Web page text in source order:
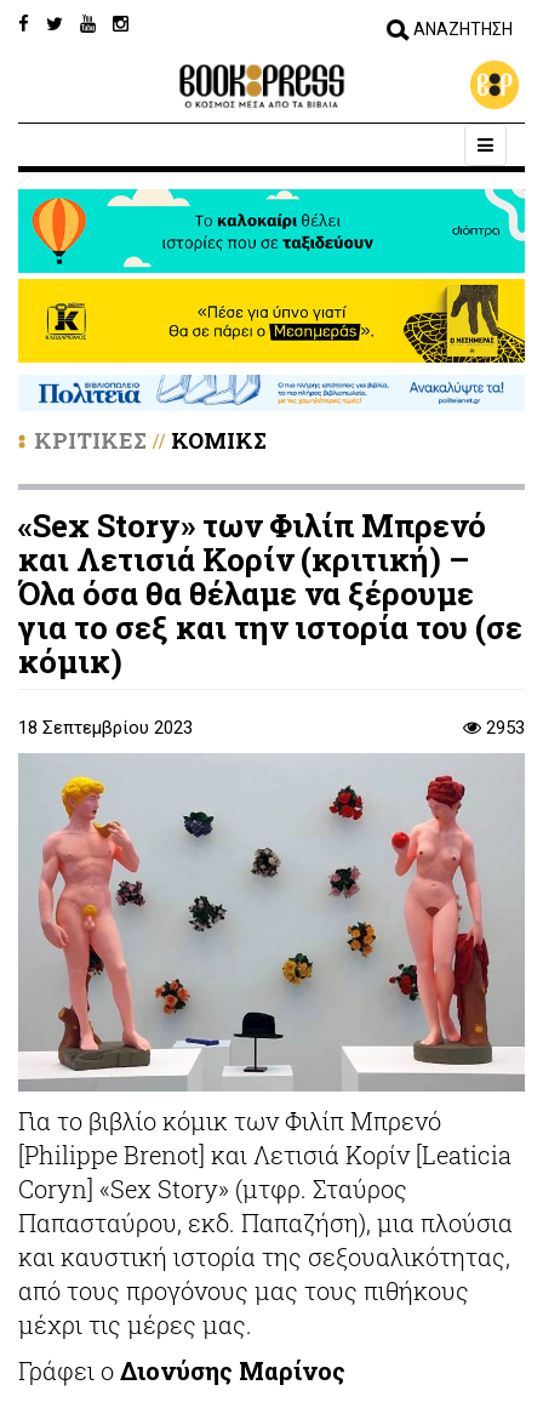
ΚΡΙΤΙΚΕΣ // ΚΟΜΙΚΣ
«Sex Story» των Φιλίπ Μπρενό
και Λετισιά Κορίν (κριτική) –
Όλα όσα θα θέλαμε να ξέρουμε
για το σεξ και την ιστορία του (σε
κόμικ)
18 Σεπτεμβρίου 2023 2953
Για το βιβλίο κόμικ των Φιλίπ Μπρενό
[Philippe Brenot] και Λετισιά Κορίν [Leaticia
Coryn] «Sex Story» (μτφρ. Σταύρος
Παπασταύρου, εκδ. Παπαζήση), μια πλούσια
και καυστική ιστορία της σεξουαλικότητας,
από τους προγόνους μας τους πιθήκους
μέχρι τις μέρες μας.
Γράφει οΔιονύσης Μαρίνος